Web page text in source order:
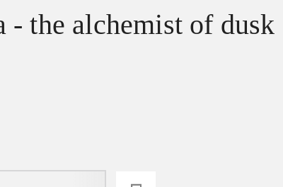
- the alchemist of dusk